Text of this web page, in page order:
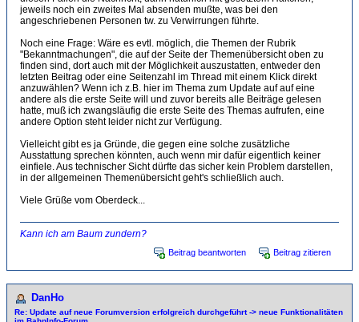
jeweils noch ein zweites Mal absenden mußte, was bei den
angeschriebenen Personen tw. zu Verwirrungen führte.
Noch eine Frage: Wäre es evtl. möglich, die Themen der Rubrik
"Bekanntmachungen", die auf der Seite der Themenübersicht oben zu
finden sind, dort auch mit der Möglichkeit auszustatten, entweder den
letzten Beitrag oder eine Seitenzahl im Thread mit einem Klick direkt
anzuwählen? Wenn ich z.B. hier im Thema zum Update auf auf eine
andere als die erste Seite will und zuvor bereits alle Beiträge gelesen
hatte, muß ich zwangsläufig die erste Seite des Themas aufrufen, eine
andere Option steht leider nicht zur Verfügung.
Vielleicht gibt es ja Gründe, die gegen eine solche zusätzliche
Ausstattung sprechen könnten, auch wenn mir dafür eigentlich keiner
einfiele. Aus technischer Sicht dürfte das sicher kein Problem darstellen,
in der allgemeinen Themenübersicht geht's schließlich auch.
Viele Grüße vom Oberdeck...
Kann ich am Baum zundern?
Beitrag beantworten Beitrag zitieren
DanHo
Re: Update auf neue Forumversion erfolgreich durchgeführt -> neue Funktionalitäten